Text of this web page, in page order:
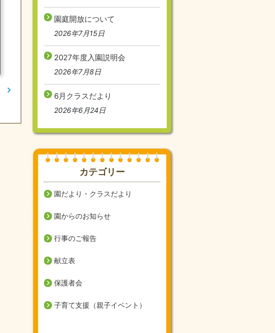
園庭開放について
2026年7月15日
2027年度入園説明会
2026年7月8日
6月クラスだより
2026年6月24日
カテゴリー
園だより・クラスだより
園からのお知らせ
行事のご報告
献立表
保護者会
子育て支援（親子イベント）